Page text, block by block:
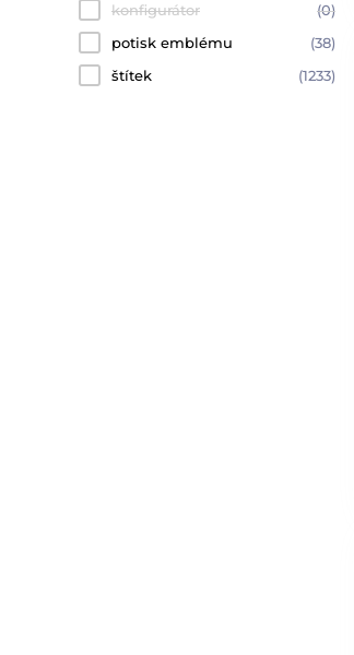
konfigurátor
(0)
potisk emblému
(38)
štítek
(1233)